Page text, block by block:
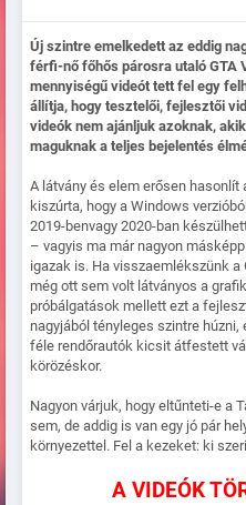
Új szintre emelkedett az eddig
férfi-nő főhős párosra utaló GTA
mennyiségű videót tett fel egy
állítja, hogy tesztelői, fejlesztői
videók nem ajánljuk azoknak,
maguknak a teljes bejelentés
A látvány és elem erősen hasonlít
kiszúrta, hogy a Windows
2019-benvagy 2020-ban
– vagyis ma már nagyon
igazak is. Ha visszaemlékszünk a
még ott sem volt látványos a
próbálgatások mellett ezt a
nagyjából tényleges szintre húzni,
féle rendőrautók kicsit átfestett
körözéskor.
Nagyon várjuk, hogy eltűnteti-e a
sem, de addig is van egy jó pár
környezettel. Fel a kezeket: ki
A VIDEÓK